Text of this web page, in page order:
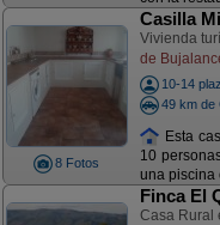
8 Fotos
Casilla
Vivienda
de
10-14
49 km de
Esta
10
una piscina
Finca El
Casa Rural